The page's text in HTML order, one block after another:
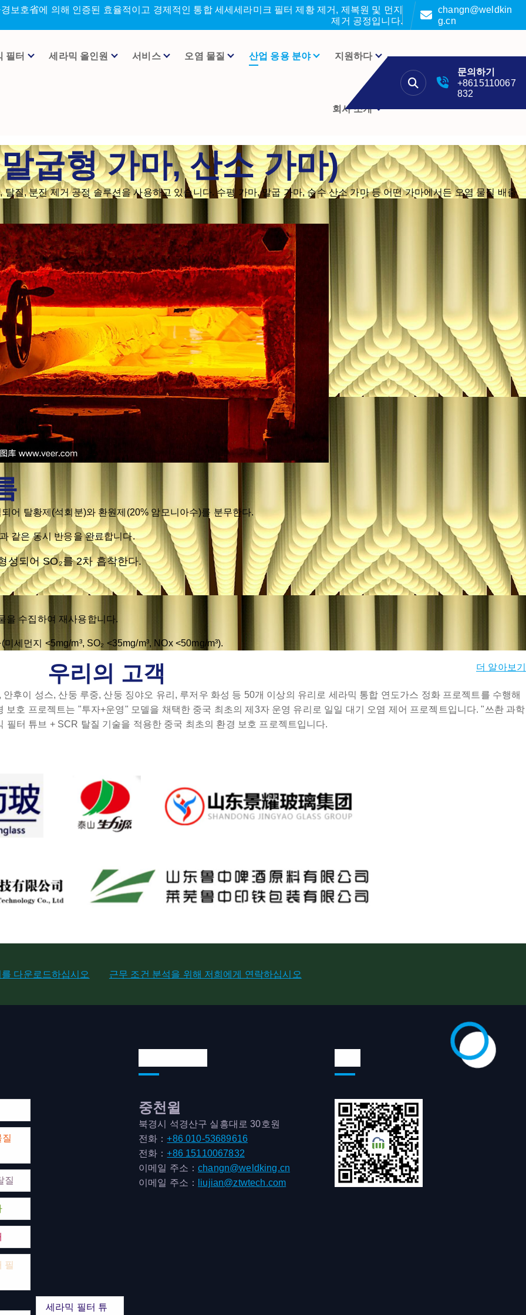
보호省에 의해 인증된 효율적이고 경제적인 통합 세세세라미크 필터 제황 제거, 제복원 및 먼지
제거 공정입니다.
changn@weldkin
g.cn
필터 세라믹 올인원 서비스 오염 물질 산업 응용 분야 지원하다
회사 소개
문의하기
+8615110067
832
굽형 가마, 산소 가마)
, 분진 제거 공정 솔루션을 사용하고 있습니다. 수평 가마, 말굽 가마, 순수 산소 가마 등 어떤 가마에서든 오염 물질 배출
어 탈황제(석회분)와 환원제(20% 암모니아수)를 분무한다.
같은 동시 반응을 완료합니다.
되어 SO₂를 2차 흡착한다.
을 수집하여 재사용합니다.
세먼지 <5mg/m³, SO₂ <35mg/m³, NOx <50mg/m³).
더 알아보기
우리의 고객
후이 성스, 산둥 루중, 산둥 징야오 유리, 루저우 화성 등 50개 이상의 유리로 세라믹 통합 연도가스 정화 프로젝트를 수행해
호 프로젝트는 "투자+운영" 모델을 채택한 중국 최초의 제3자 운영 유리로 일일 대기 오염 제어 프로젝트입니다. "쓰촨 과학
터 튜브 + SCR 탈질 기술을 적용한 중국 최초의 환경 보호 프로젝트입니다.
다운로드하십시오 근무 조건 분석을 위해 저희에게 연락하십시오
질
필
세라믹 필터 튜
중천윌
북경시 석경산구 실흥대로 30호원
전화：+86 010-53689616
전화：+86 15110067832
이메일 주소：changn@weldking.cn
이메일 주소：
liujian@ztwtech.com